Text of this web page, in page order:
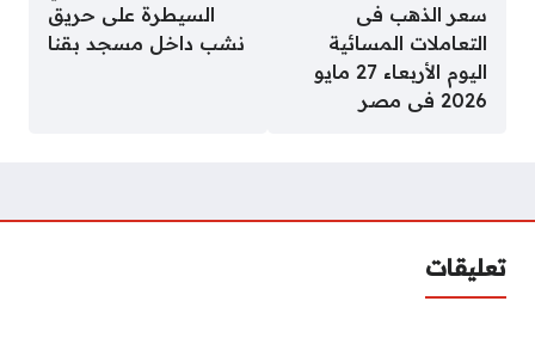
سعر الذهب فى
التعاملات المسائية
اليوم الأربعاء 27 مايو
2026 فى مصر
السيطرة على حريق
نشب داخل مسجد بقنا
تعليقات